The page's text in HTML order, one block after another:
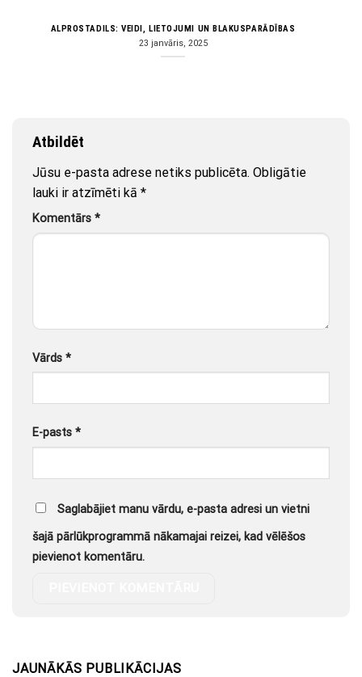
ALPROSTADILS: VEIDI, LIETOJUMI UN BLAKUSPARĀDĪBAS
23 janvāris, 2025
Atbildēt
Jūsu e-pasta adrese netiks publicēta. Obligātie
lauki ir atzīmēti kā *
Komentārs *
Vārds *
E-pasts *
Saglabājiet manu vārdu, e-pasta adresi un vietni
šajā pārlūkprogrammā nākamajai reizei, kad vēlēšos
pievienot komentāru.
JAUNĀKĀS PUBLIKĀCIJAS